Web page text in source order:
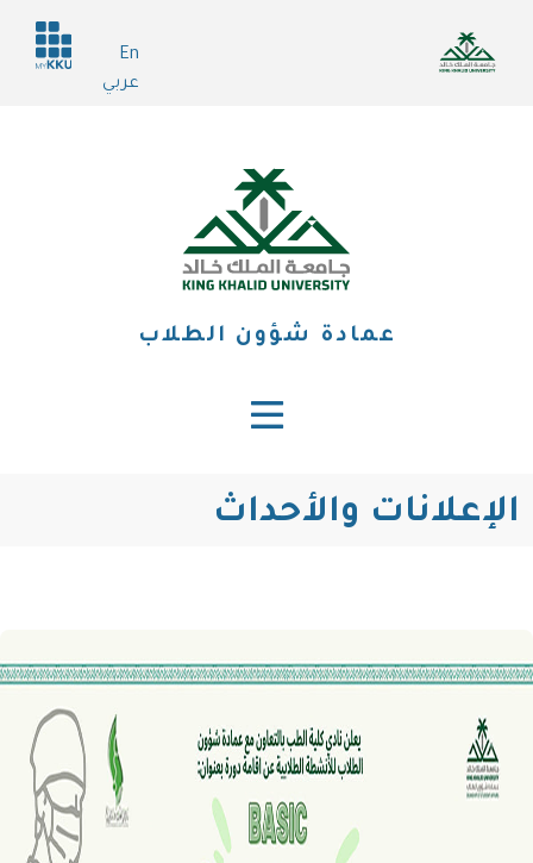
المحتوى
En
عربي
Header
services
عمادة شؤون الطلاب
الإعلانات والأحداث